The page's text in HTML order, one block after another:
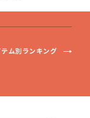
テム別ランキング